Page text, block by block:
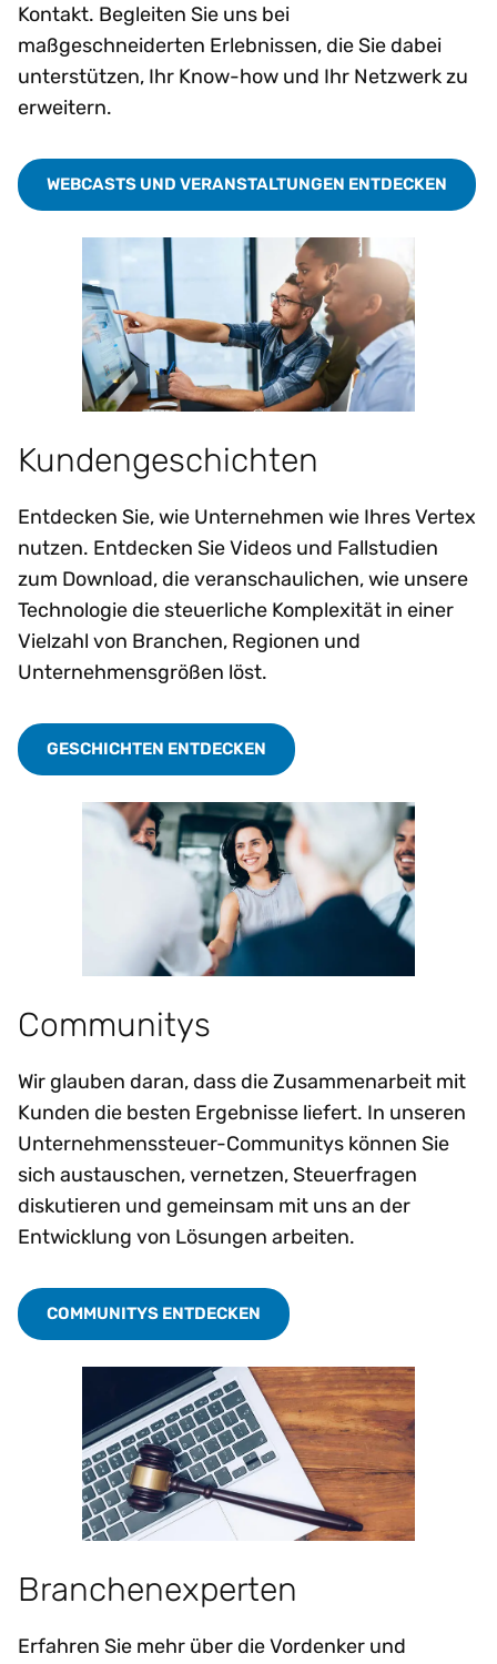
Kontakt. Begleiten Sie uns bei
maßgeschneiderten Erlebnissen, die Sie dabei
unterstützen, Ihr Know-how und Ihr Netzwerk zu
erweitern.
WEBCASTS UND VERANSTALTUNGEN ENTDECKEN
Kundengeschichten
Entdecken Sie, wie Unternehmen wie Ihres Vertex
nutzen. Entdecken Sie Videos und Fallstudien
zum Download, die veranschaulichen, wie unsere
Technologie die steuerliche Komplexität in einer
Vielzahl von Branchen, Regionen und
Unternehmensgrößen löst.
GESCHICHTEN ENTDECKEN
Communitys
Wir glauben daran, dass die Zusammenarbeit mit
Kunden die besten Ergebnisse liefert. In unseren
Unternehmenssteuer-Communitys können Sie
sich austauschen, vernetzen, Steuerfragen
diskutieren und gemeinsam mit uns an der
Entwicklung von Lösungen arbeiten.
COMMUNITYS ENTDECKEN
Branchenexperten
Erfahren Sie mehr über die Vordenker und